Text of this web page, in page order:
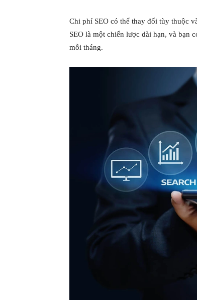
Chi phí SEO có thể thay đổi tùy thuộc
SEO là một chiến lược dài hạn, và bạn
mỗi tháng.